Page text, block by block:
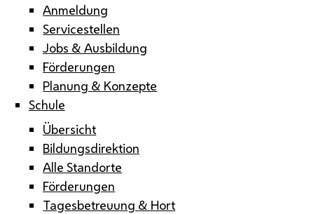
Anmeldung
Servicestellen
Jobs & Ausbildung
Förderungen
Planung & Konzepte
Schule
Übersicht
Bildungsdirektion
Alle Standorte
Förderungen
Tagesbetreuung & Hort